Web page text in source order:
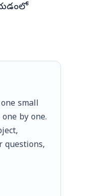
small
by one.
questions,